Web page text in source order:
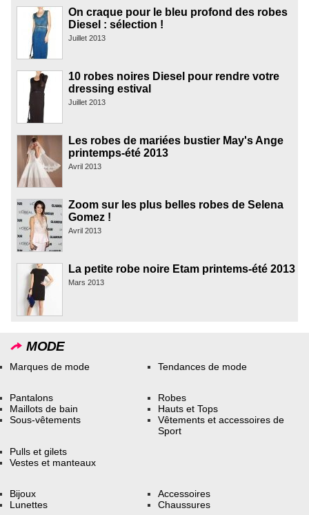
On craque pour le bleu profond des robes
Diesel : sélection !
Juillet 2013
10 robes noires Diesel pour rendre votre
dressing estival
Juillet 2013
Les robes de mariées bustier May's Ange
printemps-été 2013
Avril 2013
Zoom sur les plus belles robes de Selena
Gomez !
Avril 2013
La petite robe noire Etam printems-été 2013
Mars 2013
MODE
Marques de mode Tendances de mode
Pantalons
Maillots de bain
Sous-vêtements
Robes
Hauts et Tops
Vêtements et accessoires de
Sport
Pulls et gilets
Vestes et manteaux
Bijoux
Lunettes
Accessoires
Chaussures